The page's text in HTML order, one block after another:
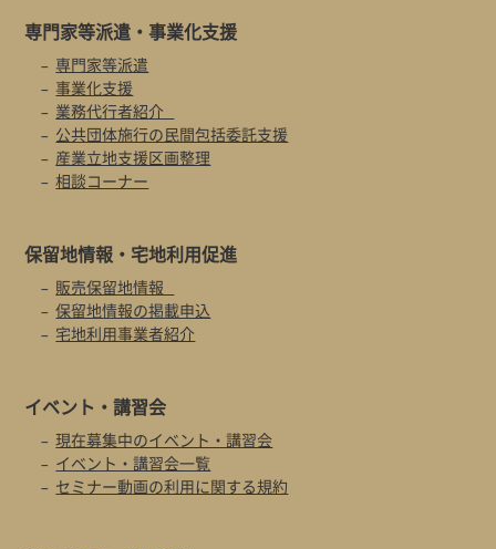
専門家等派遣・事業化支援
専門家等派遣
事業化支援
業務代行者紹介
公共団体施行の民間包括委託支援
産業立地支援区画整理
相談コーナー
保留地情報・ 宅地利用促進
販売保留地情報
保留地情報の掲載申込
宅地利用事業者紹介
イベント・講習会
現在募集中のイベント・講習会
イベント・講習会一覧
セミナー動画の利用に関する規約